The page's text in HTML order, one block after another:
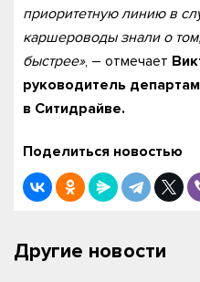
приоритетную линию в
каршероводы знали о
быстрее», – отмечает
руководитель
в Ситидрайве.
Поделиться новостью
Другие новости